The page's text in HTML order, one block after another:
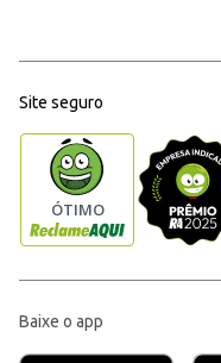
Site seguro
Baixe o app